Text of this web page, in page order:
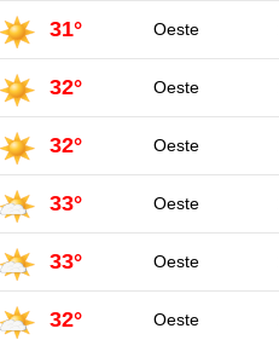
31° Oeste
32° Oeste
32° Oeste
33° Oeste
33° Oeste
32° Oeste